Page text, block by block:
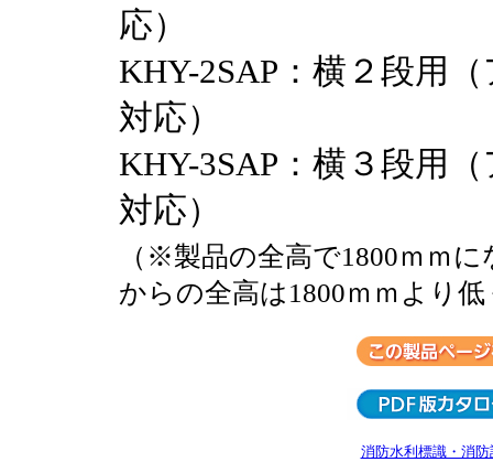
応）
KHY-2SAP：横２段用
対応）
KHY-3SAP：横３段用
対応）
（※製品の全高で1800ｍｍ
からの全高は1800ｍｍより
消防水利標識・消